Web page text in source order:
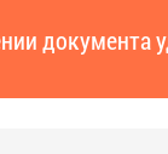
документа